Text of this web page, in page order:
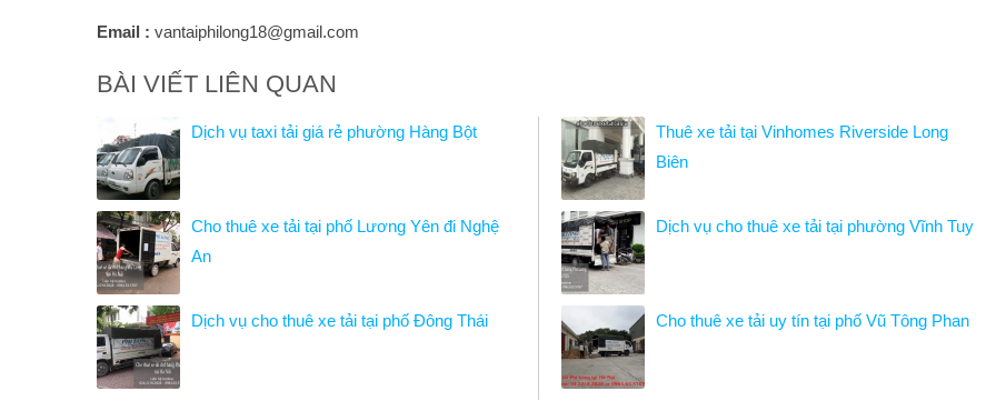
Email : vantaiphilong18@gmail.com
BÀI VIẾT LIÊN QUAN
Dịch vụ taxi tải giá rẻ phường Hàng Bột
Cho thuê xe tải tại phố Lương Yên đi Nghệ
An
Dịch vụ cho thuê xe tải tại phố Đông Thái
Thuê xe tải tại Vinhomes Riverside Long
Biên
Dịch vụ cho thuê xe tải tại phường Vĩnh Tuy
Cho thuê xe tải uy tín tại phố Vũ Tông Phan